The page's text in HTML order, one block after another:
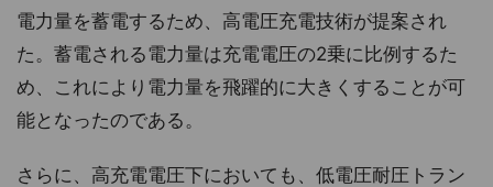
電力量を蓄電するため、高電圧充電技術が提案され
た。蓄電される電力量は充電電圧の2乗に比例するた
め、これにより電力量を飛躍的に大きくすることが可
能となったのである。
さらに、高充電電圧下においても、低電圧耐圧トラン